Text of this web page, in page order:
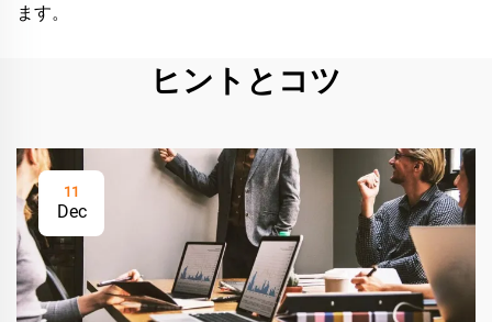
ます。
ヒントとコツ
11
Dec